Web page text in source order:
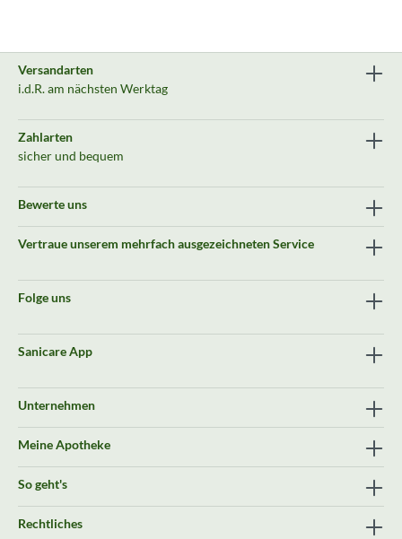
Versandarten
i.d.R. am nächsten Werktag
Zahlarten
sicher und bequem
Bewerte uns
Vertraue unserem mehrfach ausgezeichneten Service
Folge uns
Sanicare App
Unternehmen
Meine Apotheke
So geht's
Rechtliches